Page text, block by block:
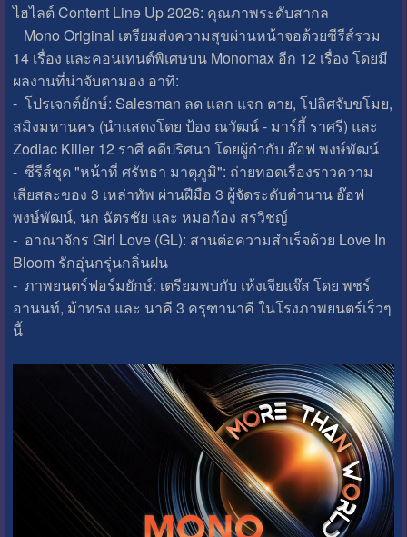
ไฮไลต์ Content Line Up 2026: คุณภาพระดับสากล
Mono Original เตรียมส่งความสุขผ่านหน้าจอด้วยซีรีส์รวม
14 เรื่อง และคอนเทนต์พิเศษบน Monomax อีก 12 เรื่อง โดยมี
ผลงานที่น่าจับตามอง อาทิ:
- โปรเจกต์ยักษ์: Salesman ลด แลก แจก ตาย, โปลิศจับขโมย,
สมิงมหานคร (นำแสดงโดย ป้อง ณวัฒน์ - มาร์กี้ ราศรี) และ
Zodiac Killer 12 ราศี คดีปริศนา โดยผู้กำกับ อ๊อฟ พงษ์พัฒน์
- ซีรีส์ชุด "หน้าที่ ศรัทธา มาตุภูมิ": ถ่ายทอดเรื่องราวความ
เสียสละของ 3 เหล่าทัพ ผ่านฝีมือ 3 ผู้จัดระดับตำนาน อ๊อฟ
พงษ์พัฒน์, นก ฉัตรชัย และ หมอก้อง สรวิชญ์
- อาณาจักร Girl Love (GL): สานต่อความสำเร็จด้วย Love In
Bloom รักอุ่นกรุ่นกลิ่นฝน
- ภาพยนตร์ฟอร์มยักษ์: เตรียมพบกับ เห้งเจียแจ๊ส โดย พชร์
อานนท์, ม้าทรง และ นาคี 3 ครุฑานาคี ในโรงภาพยนตร์เร็วๆ
นี้